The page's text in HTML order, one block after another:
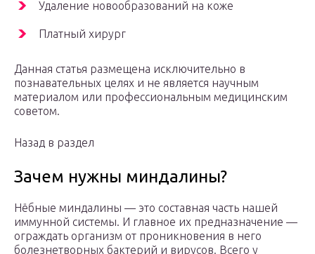
Удаление новообразований на коже
Платный хирург
Данная статья размещена исключительно в
познавательных целях и не является научным
материалом или профессиональным медицинским
советом.
Назад в раздел
Зачем нужны миндалины?
Нёбные миндалины — это составная часть нашей
иммунной системы. И главное их предназначение —
ограждать организм от проникновения в него
болезнетворных бактерий и вирусов. Всего у